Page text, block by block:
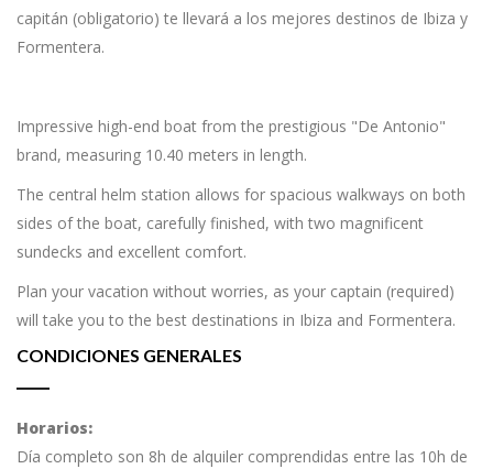
capitán (obligatorio) te llevará a los mejores destinos de Ibiza y
Formentera.
Impressive high-end boat from the prestigious "De Antonio"
brand, measuring 10.40 meters in length.
The central helm station allows for spacious walkways on both
sides of the boat, carefully finished, with two magnificent
sundecks and excellent comfort.
Plan your vacation without worries, as your captain (required)
will take you to the best destinations in Ibiza and Formentera.
CONDICIONES GENERALES
Horarios:
Día completo son 8h de alquiler comprendidas entre las 10h de